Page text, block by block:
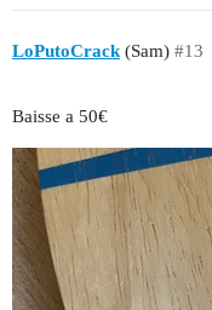
LoPutoCrack (Sam) #13
Baisse a 50€